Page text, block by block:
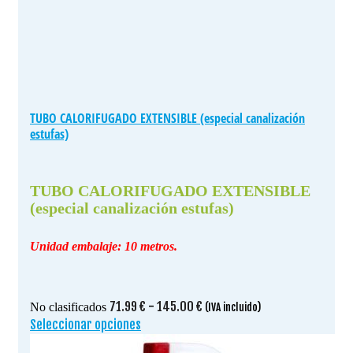
TUBO CALORIFUGADO EXTENSIBLE (especial canalización
estufas)
TUBO CALORIFUGADO EXTENSIBLE
(especial canalización estufas)
Unidad embalaje: 10 metros.
No clasificados 71.99 € - 145.00 € Rango
(IVA incluido)
Seleccionar opciones
producto